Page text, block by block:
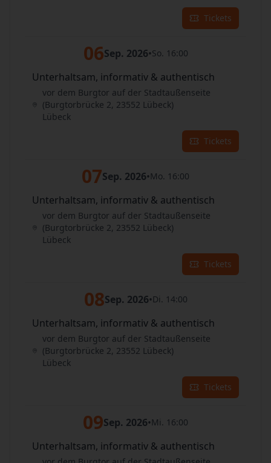
Tickets
06Sep. 2026•So. 16:00
Unterhaltsam, informativ & authentisch
vor dem Burgtor auf der Stadtaußenseite
(Burgtorbrücke 2, 23552 Lübeck)
Lübeck
Tickets
07Sep. 2026•Mo. 16:00
Unterhaltsam, informativ & authentisch
vor dem Burgtor auf der Stadtaußenseite
(Burgtorbrücke 2, 23552 Lübeck)
Lübeck
Tickets
08Sep. 2026•Di. 14:00
Unterhaltsam, informativ & authentisch
vor dem Burgtor auf der Stadtaußenseite
(Burgtorbrücke 2, 23552 Lübeck)
Lübeck
Tickets
09Sep. 2026•Mi. 16:00
Unterhaltsam, informativ & authentisch